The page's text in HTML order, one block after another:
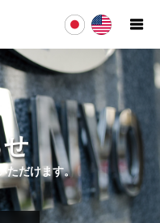
ただけます。